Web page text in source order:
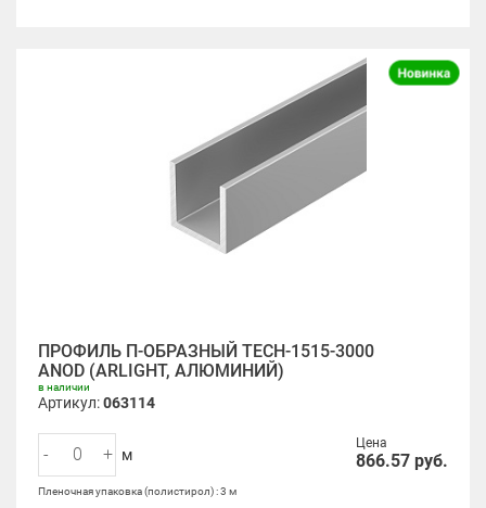
ПРОФИЛЬ П-ОБРАЗНЫЙ TECH-1515-3000
ANOD (ARLIGHT, АЛЮМИНИЙ)
в наличии
Артикул:063114
Цена
866.57 руб.
- + м
Пленочная упаковка (полистирол) : 3 м